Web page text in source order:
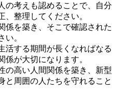
の考えも認めることで、自分
整理してください。
係を築き、そこで確認された
い。
活する期間が長くなればなる
係が大切になります。
の高い人間関係を築き、新型
と周囲の人たちを守れること